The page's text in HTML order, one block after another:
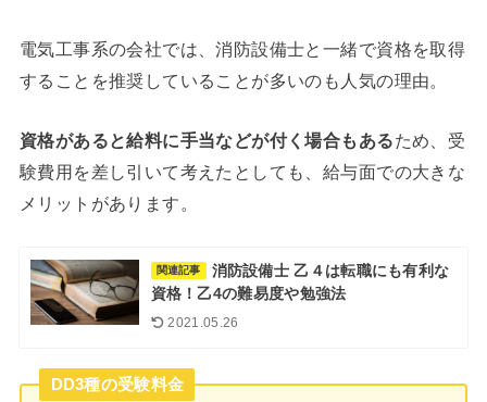
電気工事系の会社では、消防設備士と一緒で資格を取得
することを推奨していることが多いのも人気の理由。
資格があると給料に手当などが付く場合もあるため、受
験費用を差し引いて考えたとしても、給与面での大きな
メリットがあります。
関連記事
消防設備士 乙４は転職にも有利な
資格！乙4の難易度や勉強法
2021.05.26
DD3種の受験料金